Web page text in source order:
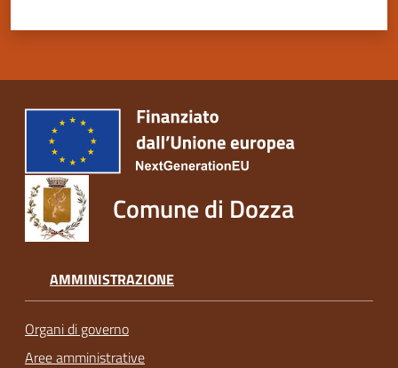
Comune di Dozza
AMMINISTRAZIONE
Organi di governo
Aree amministrative